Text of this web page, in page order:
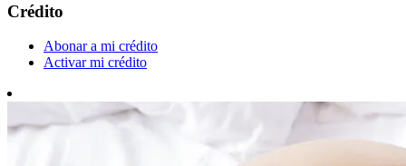
Crédito
Abonar a mi crédito
Activar mi crédito